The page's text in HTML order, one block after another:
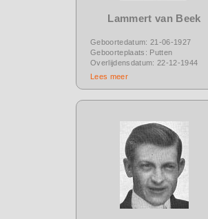
Lammert van Beek
Geboortedatum: 21-06-1927
Geboorteplaats: Putten
Overlijdensdatum: 22-12-1944
Lees meer